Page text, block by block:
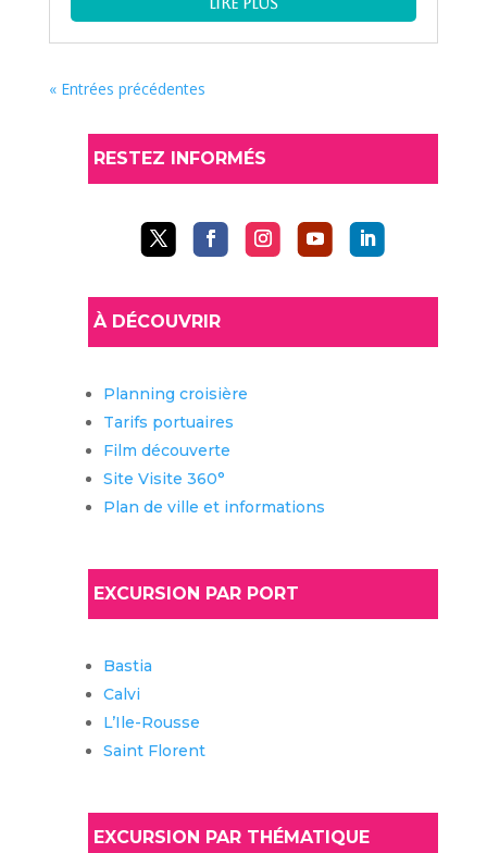
lire plus
« Entrées précédentes
RESTEZ INFORMÉS
À DÉCOUVRIR
Planning croisière
Tarifs portuaires
Film découverte
Site Visite 360°
Plan de ville et informations
EXCURSION PAR PORT
Bastia
Calvi
L’Ile-Rousse
Saint Florent
EXCURSION PAR THÉMATIQUE